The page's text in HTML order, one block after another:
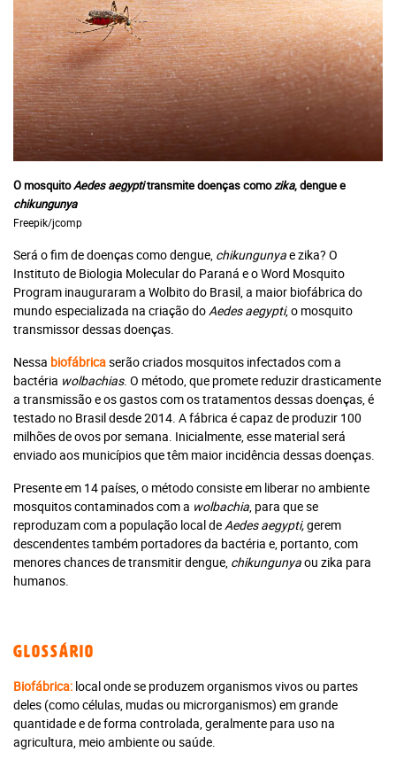
O mosquitoAedes aegyptitransmite doenças comozika, dengue e
chikungunya
Freepik/jcomp
Será o fim de doenças como dengue, chikungunyae zika? O
Instituto de Biologia Molecular do Paraná e o Word Mosquito
Program inauguraram a Wolbito do Brasil, a maior biofábrica do
mundo especializada na criação doAedes aegypti, o mosquito
transmissor dessas doenças.
Nessa biofábricaserão criados mosquitos infectados com a
bactéria wolbachias. O método, que promete reduzir drasticamente
a transmissão e os gastos com os tratamentos dessas doenças, é
testado no Brasil desde 2014. A fábrica é capaz de produzir 100
milhões de ovos por semana. Inicialmente, esse material será
enviado aos municípios que têm maior incidência dessas doenças.
Presente em 14 países, o método consiste em liberar no ambiente
mosquitos contaminados com a wolbachia, para que se
reproduzam com a população local deAedes aegypti,gerem
descendentes também portadores da bactéria e, portanto, com
menores chances de transmitir dengue, chikungunyaou zika para
humanos.
Glossário
Biofábrica: local onde se produzem organismos vivos ou partes
deles (como células, mudas ou microrganismos) em grande
quantidade e de forma controlada, geralmente para uso na
agricultura, meio ambiente ou saúde.